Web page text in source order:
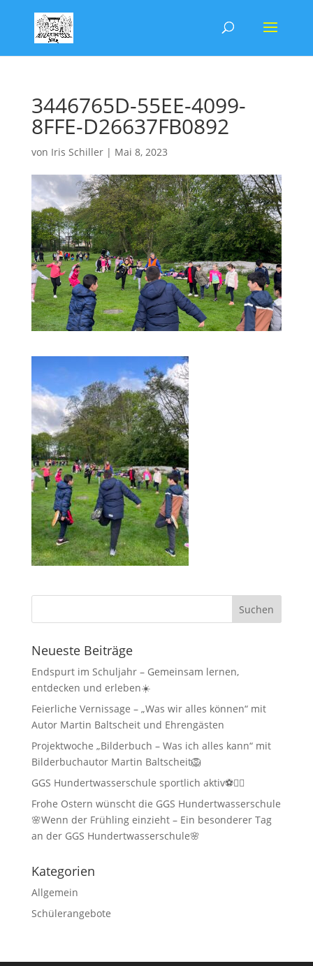
3446765D-55EE-4099-
8FFE-D26637FB0892
von Iris Schiller| Mai 8, 2023
Neueste Beiträge
Endspurt im Schuljahr – Gemeinsam lernen,
entdecken und erleben☀️
Feierliche Vernissage – „Was wir alles können“ mit
Autor Martin Baltscheit und Ehrengästen
Projektwoche „Bilderbuch – Was ich alles kann“ mit
Bilderbuchautor Martin Baltscheit🦁
GGS Hundertwasserschule sportlich aktiv⚽🏃‍♂️
Frohe Ostern wünscht die GGS Hundertwasserschule
🌸Wenn der Frühling einzieht – Ein besonderer Tag
an der GGS Hundertwasserschule🌸
Kategorien
Allgemein
Schülerangebote